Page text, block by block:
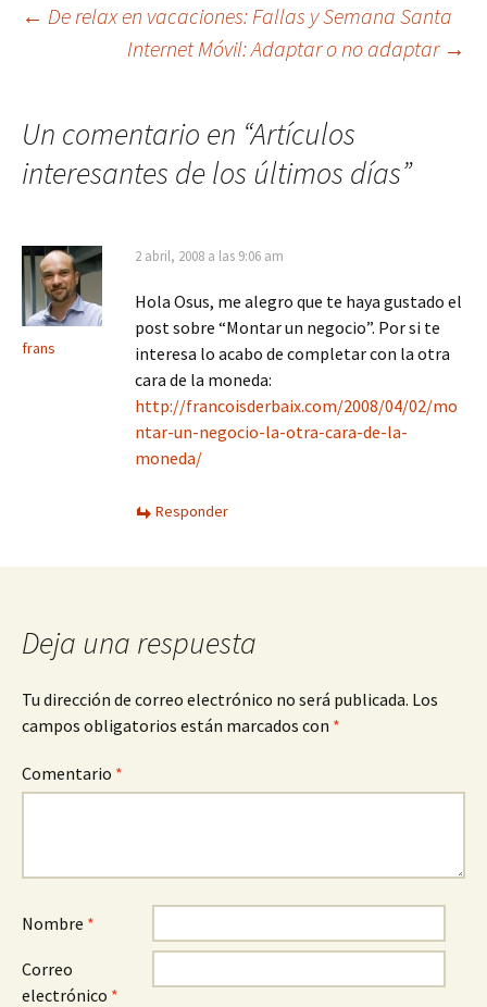
Navegación
entradas
← De relax en vacaciones: Fallas y Semana Santa
Internet Móvil: Adaptar o no adaptar →
Un comentario en “Artículos
interesantes de los últimos días”
frans
2 abril, 2008 a las 9:06 am
Hola Osus, me alegro que te haya gustado el
post sobre “Montar un negocio”. Por si te
interesa lo acabo de completar con la otra
cara de la moneda:
http://francoisderbaix.com/2008/04/02/mo
ntar-un-negocio-la-otra-cara-de-la-
moneda/
Responder
Deja una respuesta
Tu dirección de correo electrónico no será publicada. Los
campos obligatorios están marcados con *
Comentario *
Nombre *
Correo
electrónico *